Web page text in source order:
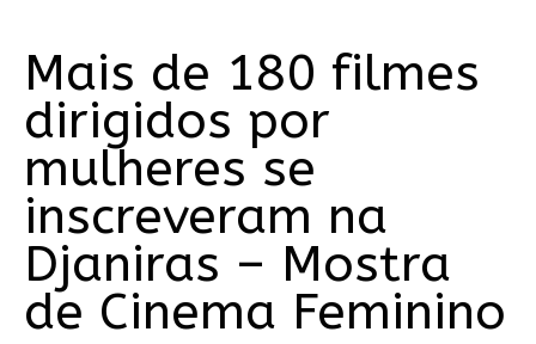
Mais de 180 filmes
dirigidos por
mulheres se
inscreveram na
Djaniras – Mostra
de Cinema Feminino